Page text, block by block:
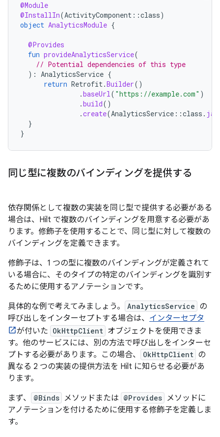
@Module
@InstallIn(ActivityComponent ::class)
object AnalyticsModule {
@Provides
fun provideAnalyticsService(
// Potential dependencies of this type
): AnalyticsService {
return Retrofit.Builder()
.baseUrl( "https://example.com" )
.build()
.create(AnalyticsService ::class .
}
}
同じ型に複数のバインディングを提供する
依存関係として複数の実装を同じ型で提供する必要がある
場合は、Hilt で複数のバインディングを用意する必要があ
ります。修飾子を使用することで、同じ型に対して複数の
バインディングを定義できます。
修飾子は、1 つの型に複数のバインディングが定義されて
いる場合に、そのタイプの特定のバインディングを識別す
るために使用するアノテーションです。
具体的な例で考えてみましょう。
AnalyticsService の
呼び出しをインターセプトする場合は、 インターセプタ
が付いた OkHttpClient オブジェクトを使用できま
す。他のサービスには、別の方法で呼び出しをインターセ
プトする必要があります。この場合、
OkHttpClient の
異なる 2 つの実装の提供方法を Hilt に知らせる必要があ
ります。
まず、
@Binds メソッドまたは @Provides メソッドに
アノテーションを付けるために使用する修飾子を定義しま
す。